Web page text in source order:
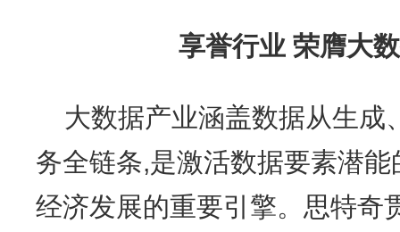
享誉行业 荣膺大
大数据产业涵盖数据从生成
务全链条,是激活数据要素潜
经济发展的重要引擎。思特奇